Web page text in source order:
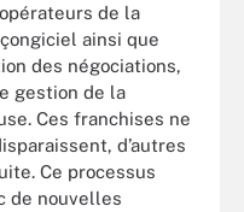
de la
ainsi que
des négociations,
gestion de la
Ces franchises ne
d’autres
Ce processus
de nouvelles